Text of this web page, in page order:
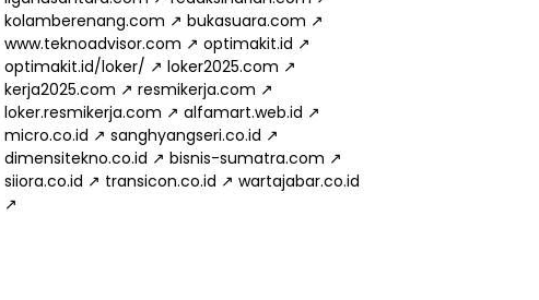
kolamberenang.com ↗ bukasuara.com ↗
www.teknoadvisor.com ↗ optimakit.id ↗
optimakit.id/loker/ ↗ loker2025.com ↗
kerja2025.com ↗ resmikerja.com ↗
loker.resmikerja.com ↗ alfamart.web.id ↗
micro.co.id ↗ sanghyangseri.co.id ↗
dimensitekno.co.id ↗ bisnis-sumatra.com ↗
siiora.co.id ↗ transicon.co.id ↗ wartajabar.co.id
↗